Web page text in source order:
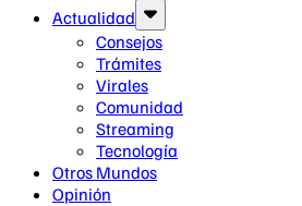
Actualidad
Consejos
Trámites
Virales
Comunidad
Streaming
Tecnología
Otros Mundos
Opinión